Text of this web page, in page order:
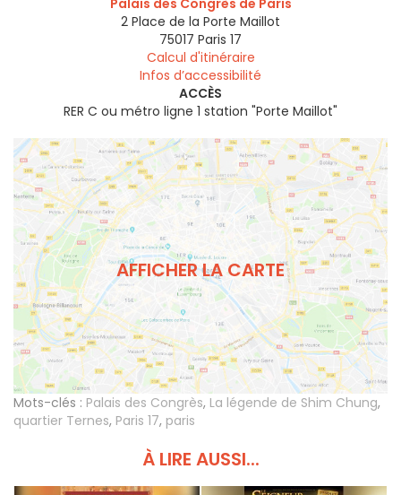
Palais des Congrès de Paris
2 Place de la Porte Maillot
75017 Paris 17
Calcul d'itinéraire
Infos d’accessibilité
ACCÈS
RER C ou métro ligne 1 station "Porte Maillot"
AFFICHER LA CARTE
Mots-clés : Palais des Congrès, La légende de Shim Chung,
quartier Ternes, Paris 17, paris
À LIRE AUSSI...